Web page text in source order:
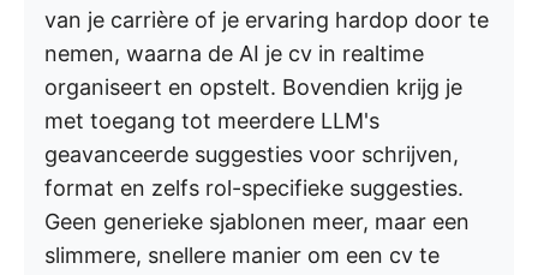
van je carrière of je ervaring hardop door te
nemen, waarna de AI je cv in realtime
organiseert en opstelt. Bovendien krijg je
met toegang tot meerdere LLM's
geavanceerde suggesties voor schrijven,
format en zelfs rol-specifieke suggesties.
Geen generieke sjablonen meer, maar een
slimmere, snellere manier om een cv te